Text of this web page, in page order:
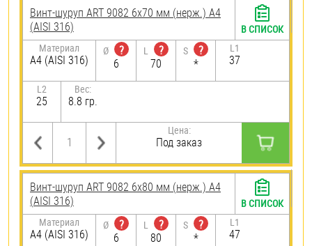
Винт-шуруп ART 9082 6х70 мм (нерж.) A4
(AISI 316)
Материал
A4 (AISI 316)
Ø
?
6
L
?
70
S
?
*
L1
37
L2
25
Вес:
8.8 гр.
Цена:
Под заказ
В СПИСОК
Винт-шуруп ART 9082 6х80 мм (нерж.) A4
(AISI 316)
Материал
A4 (AISI 316)
Ø
?
6
L
?
80
S
?
*
L1
47
В СПИСОК